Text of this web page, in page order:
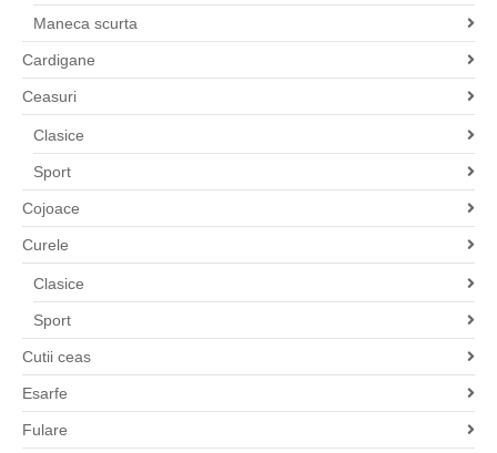
Maneca scurta
Cardigane
Ceasuri
Clasice
Sport
Cojoace
Curele
Clasice
Sport
Cutii ceas
Esarfe
Fulare